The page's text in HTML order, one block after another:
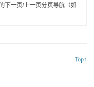
下一页/上一页分页导航（如
Top↑